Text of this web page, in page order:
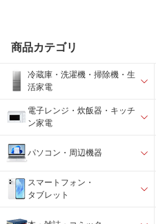
商品カテゴリ
冷蔵庫・洗濯機・掃除機・生
活家電
電子レンジ・炊飯器・キッチ
ン家電
パソコン・周辺機器
スマートフォン・
タブレット